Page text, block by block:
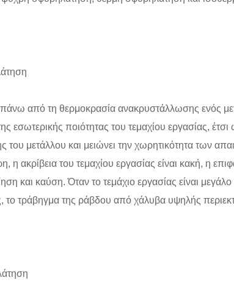
πάνω από τη θερμοκρασία ανακρυστάλλωσης ενός
εσωτερικής ποιότητας του τεμαχίου εργασίας,
μετάλλου και μειώνει την χωρητικότητα των
η ακρίβεια του τεμαχίου εργασίας είναι κακή, η
και καύση. Όταν το τεμάχιο εργασίας είναι
το τράβηγμα της ράβδου από χάλυβα υψηλής